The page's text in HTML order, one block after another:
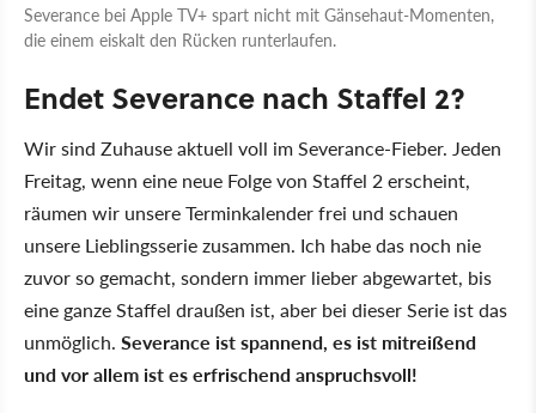
Severance bei Apple TV+ spart nicht mit Gänsehaut-Momenten,
die einem eiskalt den Rücken runterlaufen.
Endet Severance nach Staffel 2?
Wir sind Zuhause aktuell voll im Severance-Fieber. Jeden
Freitag, wenn eine neue Folge von Staffel 2 erscheint,
räumen wir unsere Terminkalender frei und schauen
unsere Lieblingsserie zusammen. Ich habe das noch nie
zuvor so gemacht, sondern immer lieber abgewartet, bis
eine ganze Staffel draußen ist, aber bei dieser Serie ist das
unmöglich. Severance ist spannend, es ist mitreißend
und vor allem ist es erfrischend anspruchsvoll!